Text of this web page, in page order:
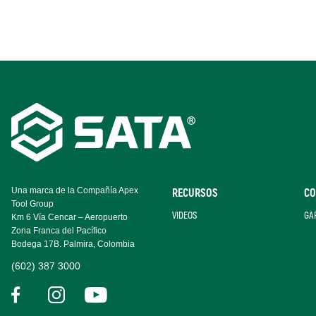
Footer
Navigation
Una marca de la Compañía Apex
Tool Group
Km 6 Vía Cencar – Aeropuerto
Zona Franca del Pacífico
Bodega 17B. Palmira, Colombia
(602) 387 3000
RECURSOS
VIDEOS